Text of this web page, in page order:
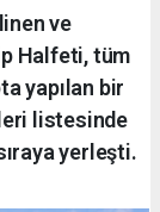
ve
Halfeti, tüm
yapılan bir
listesinde
yerleşti.